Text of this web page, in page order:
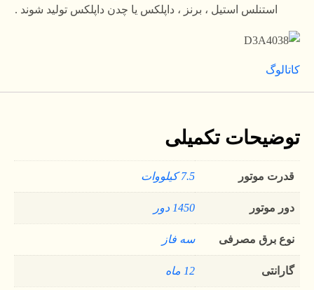
استنلس استیل ، برنز ، داپلکس یا چدن داپلکس تولید شوند .
کاتالوگ
توضیحات تکمیلی
قدرت موتور 7.5 کیلووات
دور موتور 1450 دور
نوع برق مصرفی سه فاز
گارانتی 12 ماه